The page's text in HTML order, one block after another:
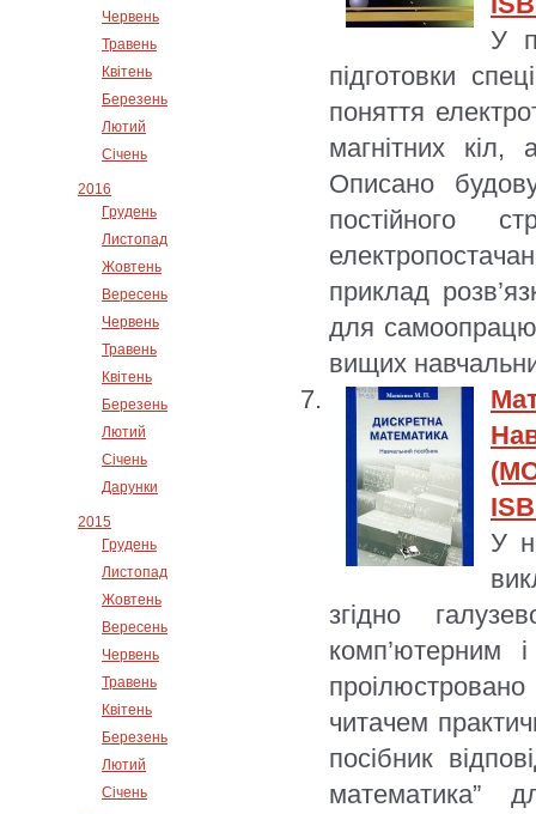
Червень
Травень
Квітень
Березень
Лютий
Січень
2016
Грудень
Листопад
Жовтень
Вересень
Червень
Травень
Квітень
Березень
Лютий
Січень
Дарунки
2015
Грудень
Листопад
Жовтень
Вересень
Червень
Травень
Квітень
Березень
Лютий
Січень
У
підготовки
поняття
магнітних кіл,
Описано
постійного
приклад
для
вищих
У
згідно
комп’ютерним
читачем
посібник
математика”